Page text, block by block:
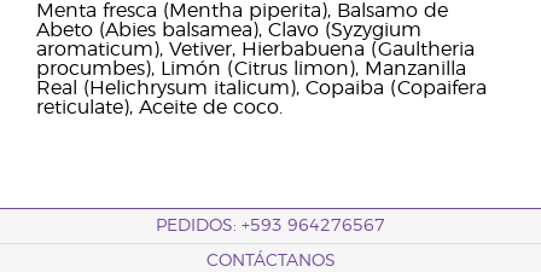
Menta fresca (Mentha piperita), Balsamo de
Abeto (Abies balsamea), Clavo (Syzygium
aromaticum), Vetiver, Hierbabuena (Gaultheria
procumbes), Limón (Citrus limon), Manzanilla
Real (Helichrysum italicum), Copaiba (Copaifera
reticulate), Aceite de coco.
PEDIDOS: +593 964276567
CONTÁCTANOS